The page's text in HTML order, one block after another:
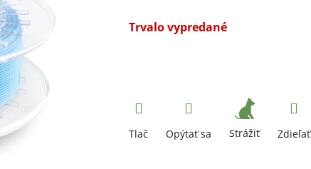
Trvalo vypredané
Tlač Opýtať sa Strážiť Zdieľať